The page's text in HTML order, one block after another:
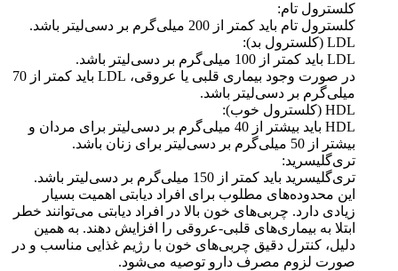
کلسترول تام:
کلسترول تام باید کمتر از 200 میلی‌گرم بر دسی‌لیتر باشد.
LDL (کلسترول بد):
LDL باید کمتر از 100 میلی‌گرم بر دسی‌لیتر باشد.
در صورت وجود بیماری قلبی یا عروقی، LDL باید کمتر از 70
میلی‌گرم بر دسی‌لیتر باشد.
HDL (کلسترول خوب):
HDL باید بیشتر از 40 میلی‌گرم بر دسی‌لیتر برای مردان و
بیشتر از 50 میلی‌گرم بر دسی‌لیتر برای زنان باشد.
تری‌گلیسرید:
تری‌گلیسرید باید کمتر از 150 میلی‌گرم بر دسی‌لیتر باشد.
این محدوده‌های مطلوب برای افراد دیابتی اهمیت بسیار
زیادی دارد. چربی‌های خون بالا در افراد دیابتی می‌توانند خطر
ابتلا به بیماری‌های قلبی-عروقی را افزایش دهند. به همین
دلیل، کنترل دقیق چربی‌های خون با رژیم غذایی مناسب و در
صورت لزوم مصرف دارو توصیه می‌شود.